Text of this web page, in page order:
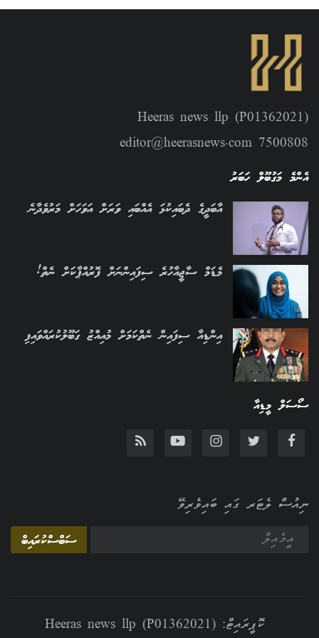
Heeras news llp (P01362021)
editor@heerasnews.com 7500808
އެންމެ މަގުބޫލް ހަބަރު
އާބަދީގެ ދެބައިކުޅަ އެއްބައި ވަރަށް އަވަހަށް މަރުވެދާނެ
މެޑަމް ސާޖީއާހުރެ ސިފައިންނަށް ފޮރުއްޕާކަށް ނެތް!
އިންޑިއާ ސިފައިން ނެތްކަމަށް މުއިއްޒު ގަބޫލުކުރައްވައިފި
ސޯސަލް މީޑިއާ
ނިއުސް ލެޓަރ ގައި ބައިވެރިވޭ
ސަބްސްކުރައިބް
ކޮޕީރައިޓް: Heeras news llp (P01362021)